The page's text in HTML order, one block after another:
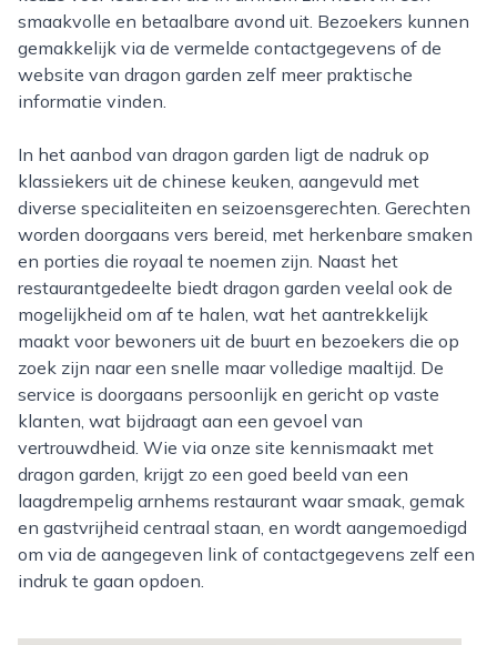
smaakvolle en betaalbare avond uit. Bezoekers kunnen
gemakkelijk via de vermelde contactgegevens of de
website van dragon garden zelf meer praktische
informatie vinden.
In het aanbod van dragon garden ligt de nadruk op
klassiekers uit de chinese keuken, aangevuld met
diverse specialiteiten en seizoensgerechten. Gerechten
worden doorgaans vers bereid, met herkenbare smaken
en porties die royaal te noemen zijn. Naast het
restaurantgedeelte biedt dragon garden veelal ook de
mogelijkheid om af te halen, wat het aantrekkelijk
maakt voor bewoners uit de buurt en bezoekers die op
zoek zijn naar een snelle maar volledige maaltijd. De
service is doorgaans persoonlijk en gericht op vaste
klanten, wat bijdraagt aan een gevoel van
vertrouwdheid. Wie via onze site kennismaakt met
dragon garden, krijgt zo een goed beeld van een
laagdrempelig arnhems restaurant waar smaak, gemak
en gastvrijheid centraal staan, en wordt aangemoedigd
om via de aangegeven link of contactgegevens zelf een
indruk te gaan opdoen.